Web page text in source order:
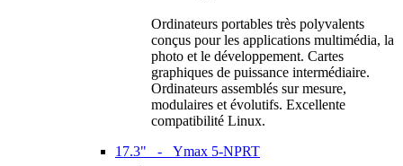
Ordinateurs portables très polyvalents
conçus pour les applications multimédia, la
photo et le développement. Cartes
graphiques de puissance intermédiaire.
Ordinateurs assemblés sur mesure,
modulaires et évolutifs. Excellente
compatibilité Linux.
17.3" - Ymax 5-NPRT